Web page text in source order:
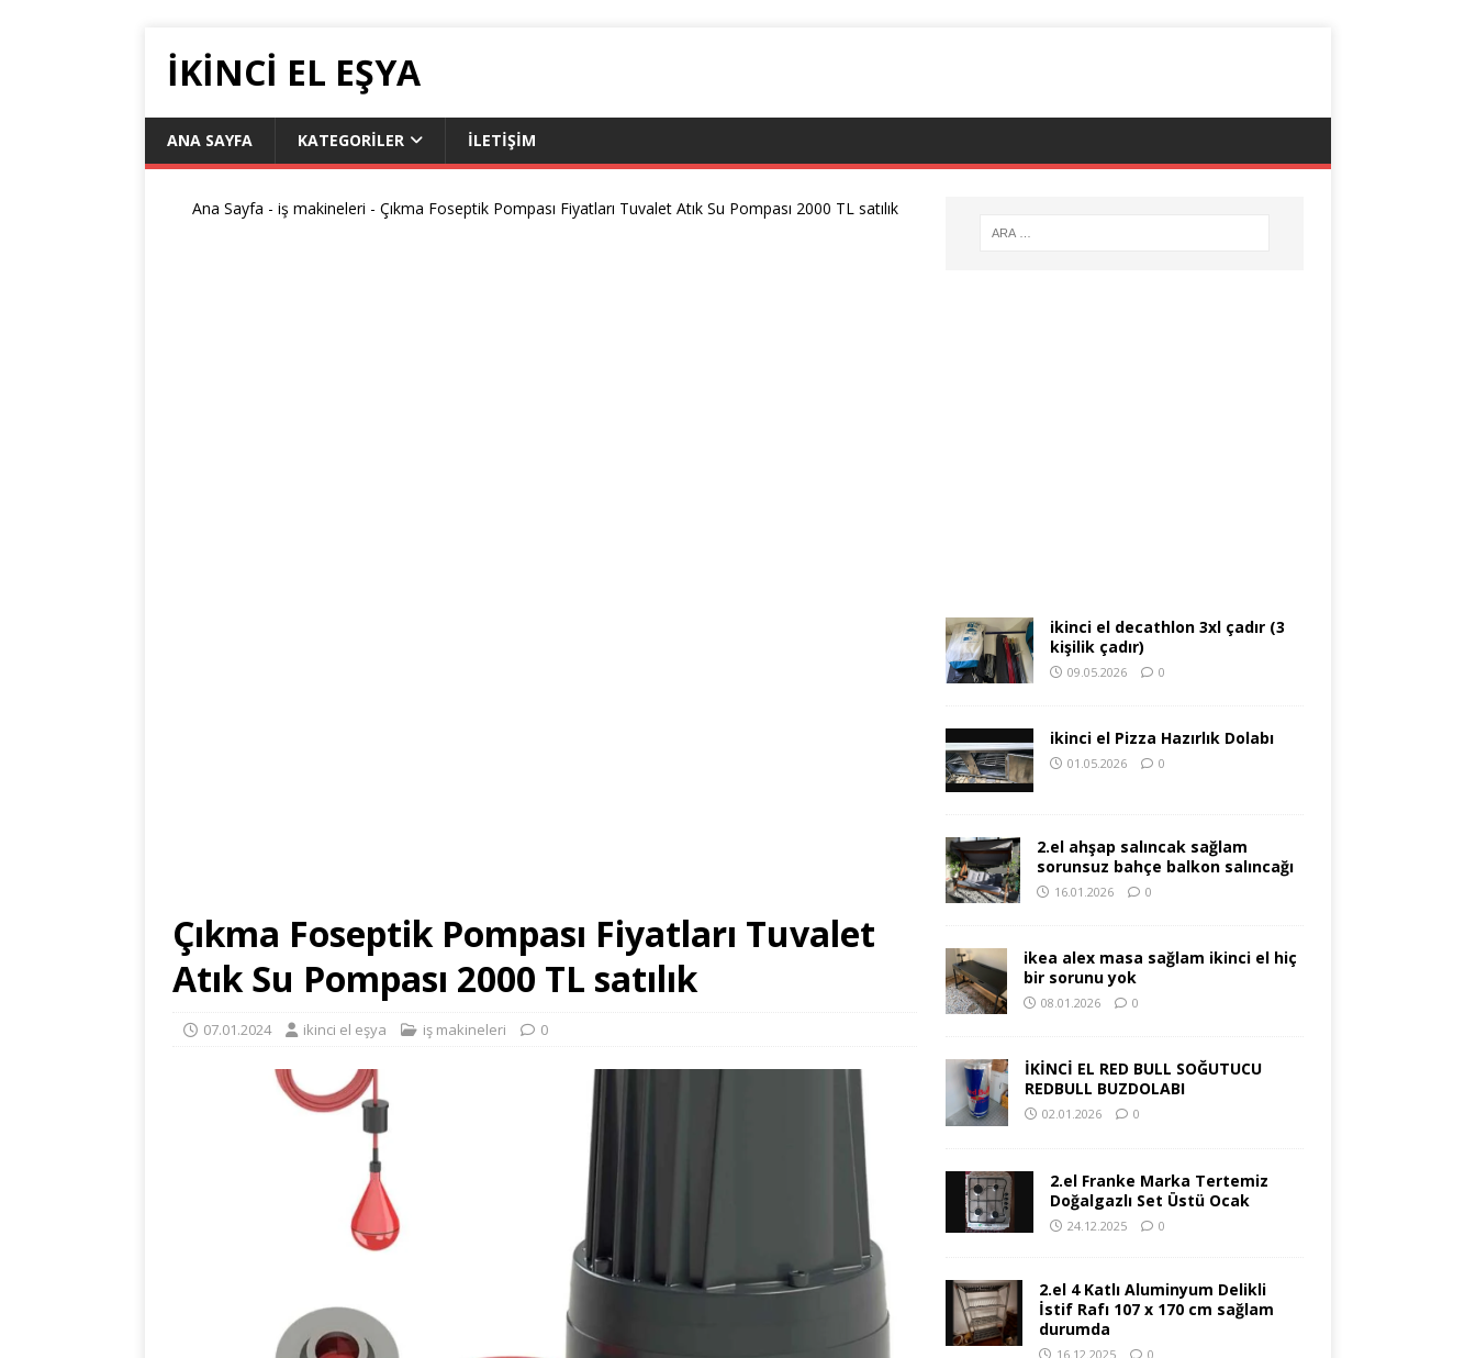
IKINCI EL EŞYA
ANA SAYFA KATEGORILER İLETIŞIM
Ana Sayfa - iş makineleri - Çıkma Foseptik Pompası Fiyatları Tuvalet Atık Su Pompası 2000 TL satılık
Çıkma Foseptik Pompası Fiyatları Tuvalet
Atık Su Pompası 2000 TL satılık
07.01.2024 ikinci el eşya iş makineleri 0
ikinci el decathlon 3xl çadır (3
kişilik çadır)
09.05.2026 0
ikinci el Pizza Hazırlık Dolabı
01.05.2026 0
2.el ahşap salıncak sağlam
sorunsuz bahçe balkon salıncağı
16.01.2026 0
ikea alex masa sağlam ikinci el hiç
bir sorunu yok
08.01.2026 0
İKİNCİ EL RED BULL SOĞUTUCU
REDBULL BUZDOLABI
02.01.2026 0
2.el Franke Marka Tertemiz
Doğalgazlı Set Üstü Ocak
24.12.2025 0
2.el 4 Katlı Aluminyum Delikli
İstif Rafı 107 x 170 cm sağlam
durumda
16.12.2025 0